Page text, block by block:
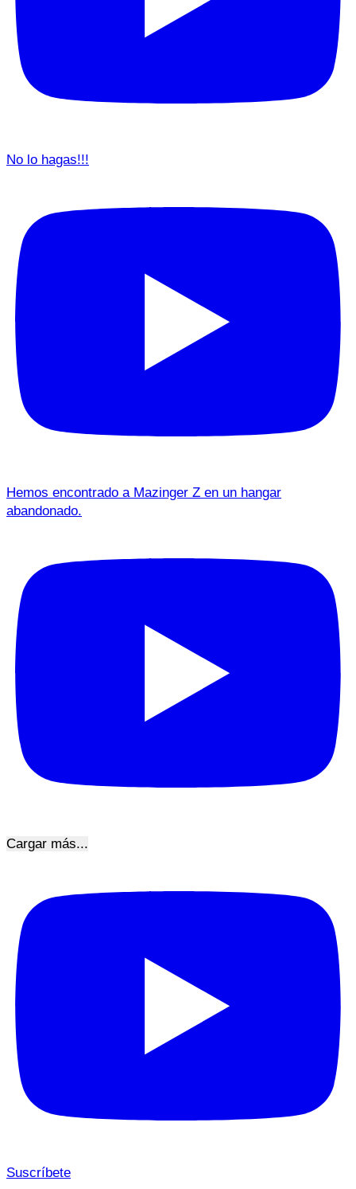
No lo hagas!!!
Hemos encontrado a Mazinger Z en un hangar
abandonado.
Cargar más...
Suscríbete